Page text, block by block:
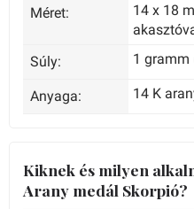
Méret:
14 x 18
Súly:
1 gramm
Anyaga: 14 K
Kiknek és milyen
Arany medál Skorpió?